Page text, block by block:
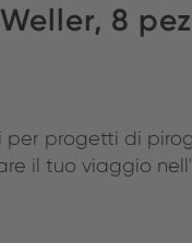
8
per progetti di
il tuo viaggio